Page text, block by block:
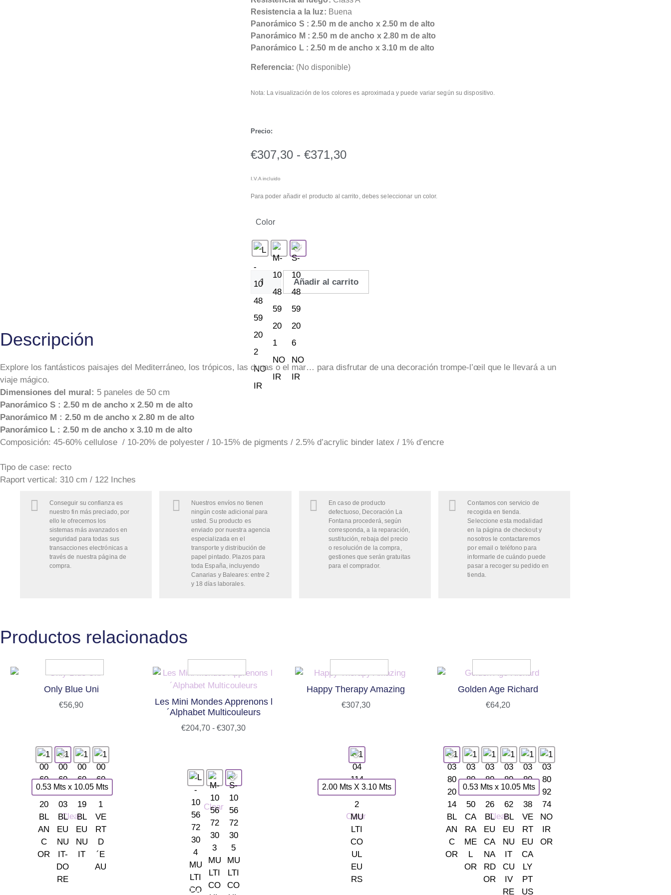
Resistencia a la luz: Buena
Panorámico S : 2.50 m de ancho x 2.50 m de alto
Panorámico M : 2.50 m de ancho x 2.80 m de alto
Panorámico L : 2.50 m de ancho x 3.10 m de alto
Referencia: (No disponible)
Nota: La visualización de los colores es aproximada y puede variar según su dispositivo.
Precio:
€307,30 - €371,30
I.V.A incluido
Para poder añadir el producto al carrito, debes seleccionar un color.
Color
Añadir al carrito
Descripción
Explore los fantásticos paisajes del Mediterráneo, los trópicos, las dunas o el mar… para disfrutar de una decoración trompe-l’œil que le llevará a un
viaje mágico.
Dimensiones del mural: 5 paneles de 50 cm
Panorámico S : 2.50 m de ancho x 2.50 m de alto
Panorámico M : 2.50 m de ancho x 2.80 m de alto
Panorámico L : 2.50 m de ancho x 3.10 m de alto
Composición: 45-60% cellulose / 10-20% de polyester / 10-15% de pigments / 2.5% d’acrylic binder latex / 1% d’encre
Tipo de case: recto
Raport vertical: 310 cm / 122 Inches
Conseguir su confianza es
nuestro fin más preciado, por
ello le ofrecemos los
sistemas más avanzados en
seguridad para todas sus
transacciones electrónicas a
través de nuestra página de
compra.
Nuestros envíos no tienen
ningún coste adicional para
usted. Su producto es
enviado por nuestra agencia
especializada en el
transporte y distribución de
papel pintado. Plazos para
toda España, incluyendo
Canarias y Baleares: entre 2
y 18 días laborales.
En caso de producto
defectuoso, Decoración La
Fontana procederá, según
corresponda, a la reparación,
sustitución, rebaja del precio
o resolución de la compra,
gestiones que serán gratuitas
para el comprador.
Contamos con servicio de
recogida en tienda.
Seleccione esta modalidad
en la página de checkout y
nosotros le contactaremos
por email o teléfono para
informarle de cuándo puede
pasar a recoger su pedido en
tienda.
Productos relacionados
Only Blue Uni
€56,90
0.53 Mts x 10.05 Mts
Clear
Les Mini Mondes Apprenons l
´Alphabet Multicouleurs
€204,70 - €307,30
Clear
Happy Therapy Amazing
€307,30
2.00 Mts X 3.10 Mts
Clear
Golden Age Richard
€64,20
0.53 Mts x 10.05 Mts
Clear
TIENDA LAS ROZAS